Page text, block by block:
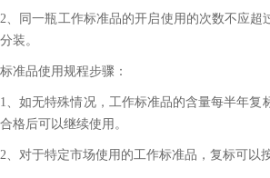
2、同一瓶工作标准品的开启使用的次数不应
分装。
标准品使用规程步骤：
1、如无特殊情况，工作标准品的含量每半年
合格后可以继续使用。
2、对于特定市场使用的工作标准品，复标可以